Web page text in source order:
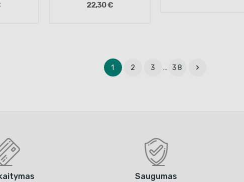
22,30 €
1 2 3 … 38 
Saugumas